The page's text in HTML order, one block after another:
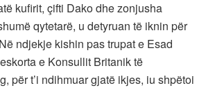
kufirit, çifti Dako dhe zonjusha
qytetarë, u detyruan të iknin për
ndjekje kishin pas trupat e Esad
e Konsullit Britanik të
për t’i ndihmuar gjatë ikjes, iu shpëtoi